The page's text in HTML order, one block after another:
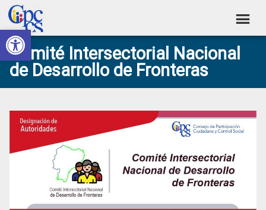
Abrir barra de herramientas
Skip
to
primary
navigation
Skip
to
main
content
Skip
to
primary
sidebar
Skip
to
footer
Consejo
de
Participación
Control
Social
Construyendo
Poder
Ciudadano
Comité Intersectorial Nacional
de Desarrollo de Fronteras